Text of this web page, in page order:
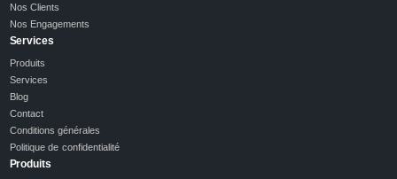
Nos Clients
Nos Engagements
Services
Produits
Services
Blog
Contact
Conditions générales
Politique de confidentialité
Produits